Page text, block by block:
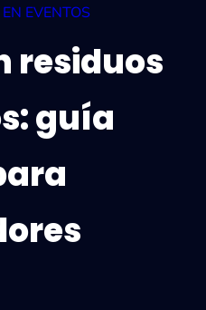
EVENTOS
residuos
guía